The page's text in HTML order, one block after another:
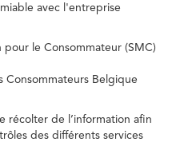
avec l'entreprise
pour le Consommateur (SMC)
Consommateurs Belgique
récolter de l’information afin
des différents services